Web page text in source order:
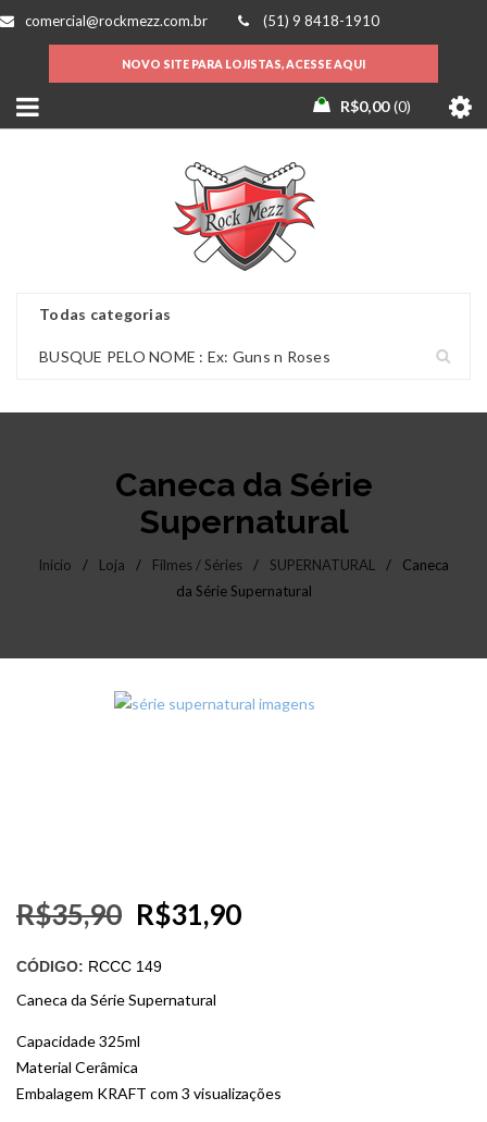
comercial@rockmezz.com.br (51) 9 8418-1910
NOVO SITE PARA LOJISTAS, ACESSE AQUI
R$0,00 0
Caneca da Série
Supernatural
Início / Loja / Filmes / Séries / SUPERNATURAL /
Caneca
da Série Supernatural
R$35,90 R$31,90
CÓDIGO: RCCC 149
Caneca da Série Supernatural
Capacidade 325ml
Material Cerâmica
Embalagem KRAFT com 3 visualizações